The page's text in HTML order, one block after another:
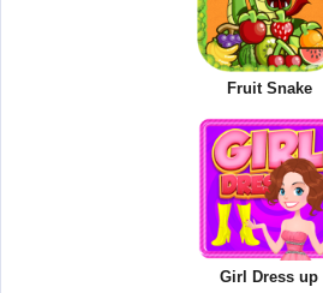
Fruit Snake
Girl Dress up